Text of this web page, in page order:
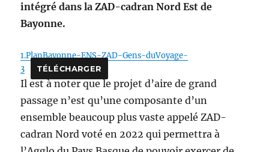
intégré dans la ZAD-cadran Nord Est de
Bayonne.
1.PlanBayonne-ENS-ZAD-Gens-duVoyage-
3
TÉLÉCHARGER
Il est à noter que le projet d’aire de grand
passage n’est qu’une composante d’un
ensemble beaucoup plus vaste appelé ZAD-
cadran Nord voté en 2022 qui permettra à